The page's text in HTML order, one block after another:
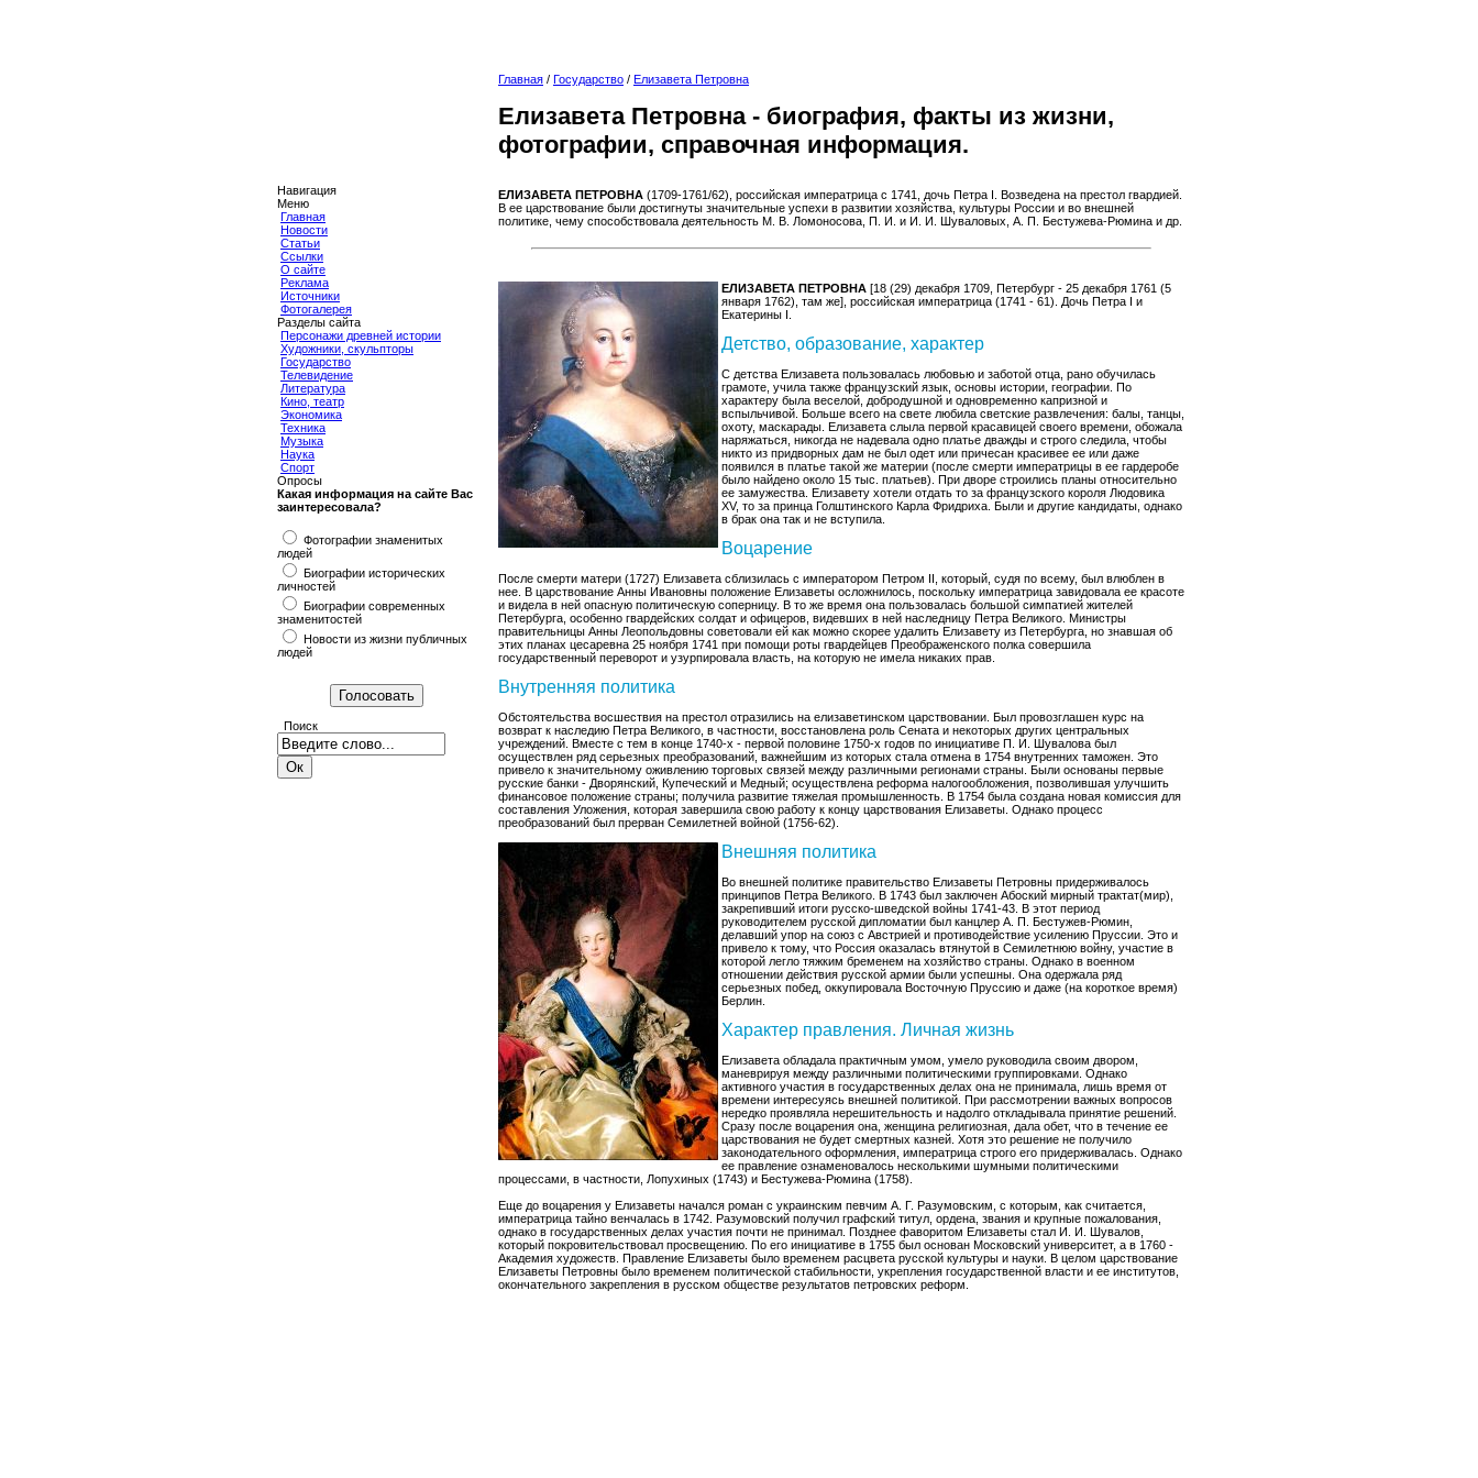
Навигация
Меню
Главная
Новости
Статьи
Ссылки
О сайте
Реклама
Источники
Фотогалерея
Разделы сайта
Персонажи древней истории
Художники, скульпторы
Государство
Телевидение
Литература
Кино, театр
Экономика
Техника
Музыка
Наука
Спорт
Опросы
Какая информация на сайте Вас
заинтересовала?
Фотографии знаменитых
людей
Биографии исторических
личностей
Биографии современных
знаменитостей
Новости из жизни публичных
людей
Поиск
Главная / Государство / Елизавета Петровна
Елизавета Петровна - биография, факты из жизни,
фотографии, справочная информация.
ЕЛИЗАВЕТА ПЕТРОВНА (1709-1761/62), российская императрица с 1741, дочь Петра I. Возведена на престол гвардией.
В ее царствование были достигнуты значительные успехи в развитии хозяйства, культуры России и во внешней
политике, чему способствовала деятельность М. В. Ломоносова, П. И. и И. И. Шуваловых, А. П. Бестужева-Рюмина и др.
ЕЛИЗАВЕТА ПЕТРОВНА [18 (29) декабря 1709, Петербург - 25 декабря 1761 (5
января 1762), там же], российская императрица (1741 - 61). Дочь Петра I и
Екатерины I.
Детство, образование, характер
С детства Елизавета пользовалась любовью и заботой отца, рано обучилась
грамоте, учила также французский язык, основы истории, географии. По
характеру была веселой, добродушной и одновременно капризной и
вспыльчивой. Больше всего на свете любила светские развлечения: балы, танцы,
охоту, маскарады. Елизавета слыла первой красавицей своего времени, обожала
наряжаться, никогда не надевала одно платье дважды и строго следила, чтобы
никто из придворных дам не был одет или причесан красивее ее или даже
появился в платье такой же материи (после смерти императрицы в ее гардеробе
было найдено около 15 тыс. платьев). При дворе строились планы относительно
ее замужества. Елизавету хотели отдать то за французского короля Людовика
XV, то за принца Голштинского Карла Фридриха. Были и другие кандидаты, однако
в брак она так и не вступила.
Воцарение
После смерти матери (1727) Елизавета сблизилась с императором Петром II, который, судя по всему, был влюблен в
нее. В царствование Анны Ивановны положение Елизаветы осложнилось, поскольку императрица завидовала ее красоте
и видела в ней опасную политическую соперницу. В то же время она пользовалась большой симпатией жителей
Петербурга, особенно гвардейских солдат и офицеров, видевших в ней наследницу Петра Великого. Министры
правительницы Анны Леопольдовны советовали ей как можно скорее удалить Елизавету из Петербурга, но знавшая об
этих планах цесаревна 25 ноября 1741 при помощи роты гвардейцев Преображенского полка совершила
государственный переворот и узурпировала власть, на которую не имела никаких прав.
Внутренняя политика
Обстоятельства восшествия на престол отразились на елизаветинском царствовании. Был провозглашен курс на
возврат к наследию Петра Великого, в частности, восстановлена роль Сената и некоторых других центральных
учреждений. Вместе с тем в конце 1740-х - первой половине 1750-х годов по инициативе П. И. Шувалова был
осуществлен ряд серьезных преобразований, важнейшим из которых стала отмена в 1754 внутренних таможен. Это
привело к значительному оживлению торговых связей между различными регионами страны. Были основаны первые
русские банки - Дворянский, Купеческий и Медный; осуществлена реформа налогообложения, позволившая улучшить
финансовое положение страны; получила развитие тяжелая промышленность. В 1754 была создана новая комиссия для
составления Уложения, которая завершила свою работу к концу царствования Елизаветы. Однако процесс
преобразований был прерван Семилетней войной (1756-62).
Внешняя политика
Во внешней политике правительство Елизаветы Петровны придерживалось
принципов Петра Великого. В 1743 был заключен Абоский мирный трактат(мир),
закрепивший итоги русско-шведской войны 1741-43. В этот период
руководителем русской дипломатии был канцлер А. П. Бестужев-Рюмин,
делавший упор на союз с Австрией и противодействие усилению Пруссии. Это и
привело к тому, что Россия оказалась втянутой в Семилетнюю войну, участие в
которой легло тяжким бременем на хозяйство страны. Однако в военном
отношении действия русской армии были успешны. Она одержала ряд
серьезных побед, оккупировала Восточную Пруссию и даже (на короткое время)
Берлин.
Характер правления. Личная жизнь
Елизавета обладала практичным умом, умело руководила своим двором,
маневрируя между различными политическими группировками. Однако
активного участия в государственных делах она не принимала, лишь время от
времени интересуясь внешней политикой. При рассмотрении важных вопросов
нередко проявляла нерешительность и надолго откладывала принятие решений.
Сразу после воцарения она, женщина религиозная, дала обет, что в течение ее
царствования не будет смертных казней. Хотя это решение не получило
законодательного оформления, императрица строго его придерживалась. Однако
ее правление ознаменовалось несколькими шумными политическими
процессами, в частности, Лопухиных (1743) и Бестужева-Рюмина (1758).
Еще до воцарения у Елизаветы начался роман с украинским певчим А. Г. Разумовским, с которым, как считается,
императрица тайно венчалась в 1742. Разумовский получил графский титул, ордена, звания и крупные пожалования,
однако в государственных делах участия почти не принимал. Позднее фаворитом Елизаветы стал И. И. Шувалов,
который покровительствовал просвещению. По его инициативе в 1755 был основан Московский университет, а в 1760 -
Академия художеств. Правление Елизаветы было временем расцвета русской культуры и науки. В целом царствование
Елизаветы Петровны было временем политической стабильности, укрепления государственной власти и ее институтов,
окончательного закрепления в русском обществе результатов петровских реформ.